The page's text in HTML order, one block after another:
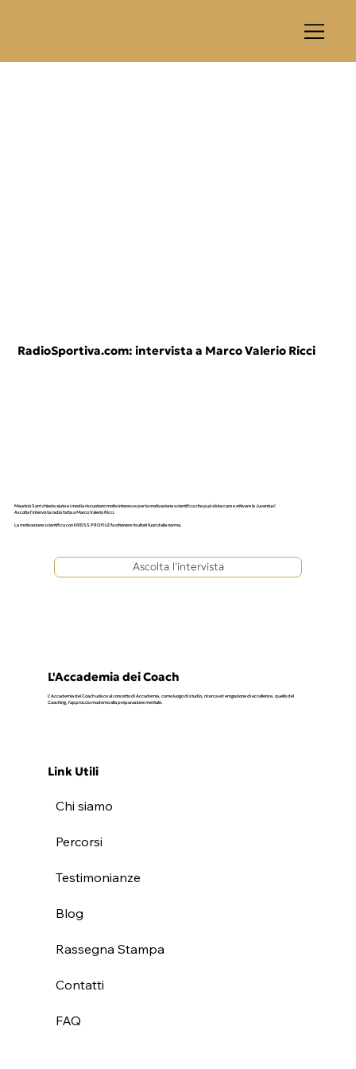
RadioSportiva.com: intervista a Marco Valerio Ricci
Maurizio Sarri chiede aiuto e i media riscuotono molto interesse per la motivazione scientifica che può sbloccare e attivare la Juventus!
Ascolta l’intervista radio fatta a Marco Valerio Ricci.
La motivazione scientifica con il REISS PROFILE fa ottenere risultati fuori dalla norma.
Ascolta l'intervista
L'Accademia dei Coach
L' Accademia dei Coach unisce al concetto di Accademia, come luogo di studio, ricerca ed erogazione di eccellenze, quello del
Coaching, l'approccio moderno alla preparazione mentale.
Link Utili
Chi siamo
Percorsi
Testimonianze
Blog
Rassegna Stampa
Contatti
FAQ